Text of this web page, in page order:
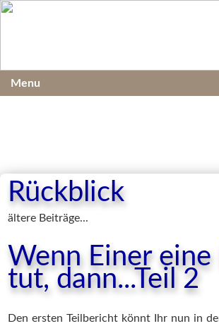
Rückblick
ältere Beiträge...
Wenn Einer eine
tut, dann...Teil 2
Den ersten Teilbericht könnt Ihr nun in
Menu